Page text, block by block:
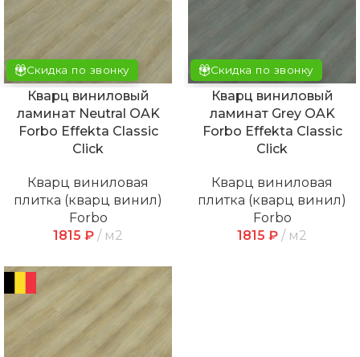
Скидка по звонку
Кварц виниловый
ламинат Neutral OAK
Forbo Effekta Classic
Click
Кварц виниловая
плитка (кварц винил)
Forbo
1815 ₽ м2
Скидка по звонку
Кварц виниловый
ламинат Grey OAK
Forbo Effekta Classic
Click
Кварц виниловая
плитка (кварц винил)
Forbo
1815 ₽ м2